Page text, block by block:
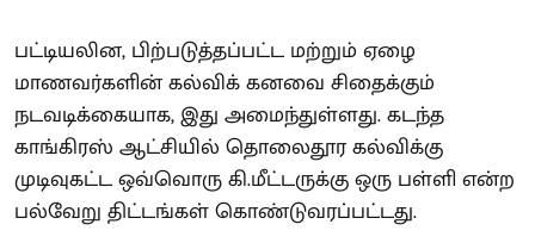
பட்டியலின, பிற்படுத்தப்பட்ட மற்றும் ஏழை
மாணவர்களின் கல்விக் கனவை சிதைக்கும்
நடவடிக்கையாக, இது அமைந்துள்ளது. கடந்த
காங்கிரஸ் ஆட்சியில் தொலைதூர கல்விக்கு
முடிவுகட்ட ஒவ்வொரு கி.மீட்டருக்கு ஒரு பள்ளி என்ற
பல்வேறு திட்டங்கள் கொண்டுவரப்பட்டது.